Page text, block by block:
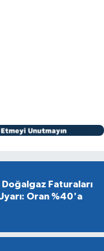
Doğalgaz Faturaları
Oran %40'a